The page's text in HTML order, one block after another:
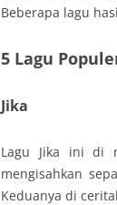
Beberapa lagu
5 Lagu
Jika
Lagu Jika ini di
mengisahkan
Keduanya di